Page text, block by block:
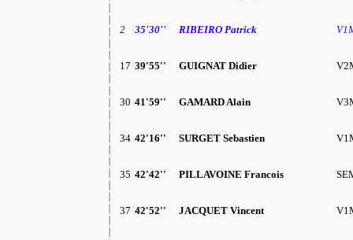
2 35'30'' RIBEIRO Patrick
17 39'55'' GUIGNAT Didier
30 41'59'' GAMARD Alain
34 42'16'' SURGET Sebastien
35 42'42'' PILLAVOINE Francois
37 42'52'' JACQUET Vincent